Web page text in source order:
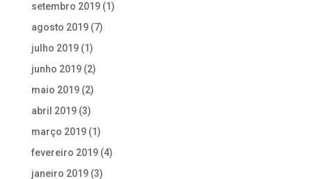
setembro 2019(1)
agosto 2019(7)
julho 2019(1)
junho 2019(2)
maio 2019(2)
abril 2019(3)
março 2019(1)
fevereiro 2019(4)
janeiro 2019(3)